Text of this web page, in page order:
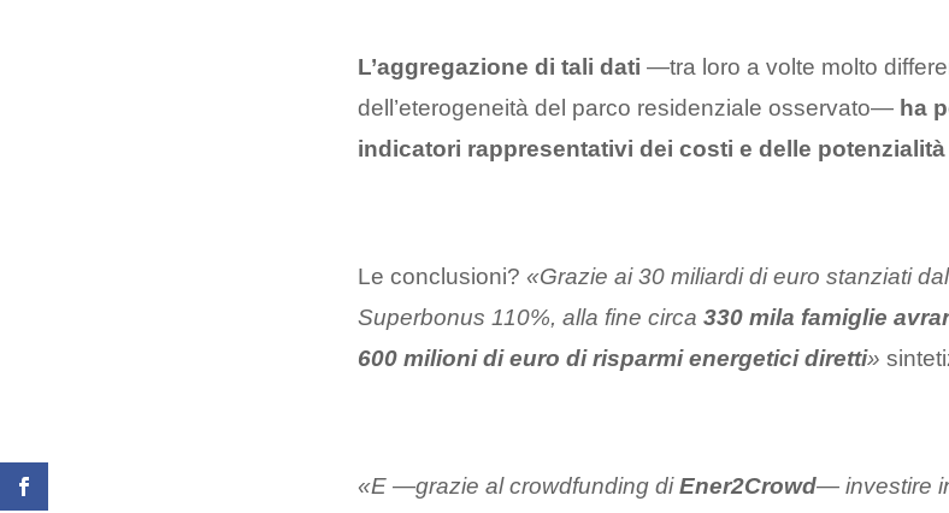
L’aggregazione di tali dati —tra loro a volte molto
dell’eterogeneità del parco residenziale osservato— ha
indicatori rappresentativi dei costi e delle potenzialità
Le conclusioni? «Grazie ai 30 miliardi di euro stanziati
Superbonus 110%, alla fine circa 330 mila famiglie
600 milioni di euro di risparmi energetici diretti»
«E —grazie al crowdfunding diEner2Crowd— investire